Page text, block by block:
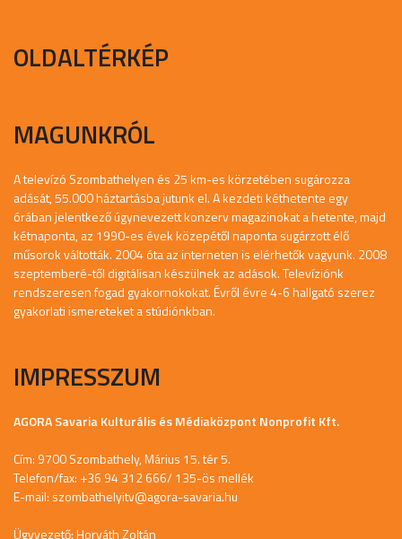
OLDALTÉRKÉP
MAGUNKRÓL
A televízó Szombathelyen és 25 km-es körzetében sugározza
adását, 55.000 háztartásba jutunk el. A kezdeti kéthetente egy
órában jelentkező úgynevezett konzerv magazinokat a hetente, majd
kétnaponta, az 1990-es évek közepétől naponta sugárzott élő
műsorok váltották. 2004 óta az interneten is elérhetők vagyunk. 2008
szeptemberé-től digitálisan készülnek az adások. Televíziónk
rendszeresen fogad gyakornokokat. Évről évre 4-6 hallgató szerez
gyakorlati ismereteket a stúdiónkban.
IMPRESSZUM
AGORA Savaria Kulturális és Médiaközpont Nonprofit Kft.
Cím: 9700 Szombathely, Márius 15. tér 5.
Telefon/fax: +36 94 312 666/ 135-ös mellék
E-mail: szombathelyitv@agora-savaria.hu
Ügyvezető: Horváth Zoltán